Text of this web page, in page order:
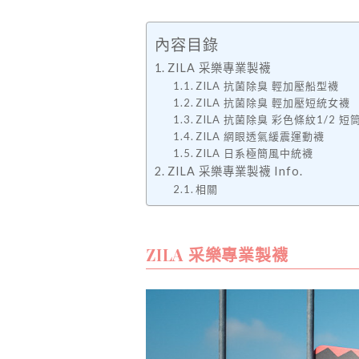
內容目錄
ZILA 采樂專業製襪
ZILA 抗菌除臭 輕加壓船型襪
ZILA 抗菌除臭 輕加壓短統女襪
ZILA 抗菌除臭 彩色條紋1/2 短
ZILA 網眼透氣緩震運動襪
ZILA 日系極簡風中統襪
ZILA 采樂專業製襪 Info.
相關
ZILA 采樂專業製襪